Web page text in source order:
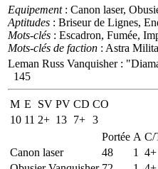
Equipement: Canon laser,
Aptitudes : Briseur de Lignes,
Mots-clés : Escadron, Fumée,
Mots-clés de faction : Astra
Leman Russ Vanquisher :
145
M E SV PV CD CO
10 11 2+ 13 7+ 3
Portée A C/
Canon laser
48 1 4+